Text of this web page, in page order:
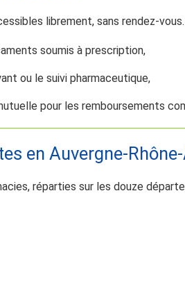
librement, sans rendez-
soumis à prescription,
ou le suivi pharmaceutique,
pour les remboursements
en Auvergne-
réparties sur les douze